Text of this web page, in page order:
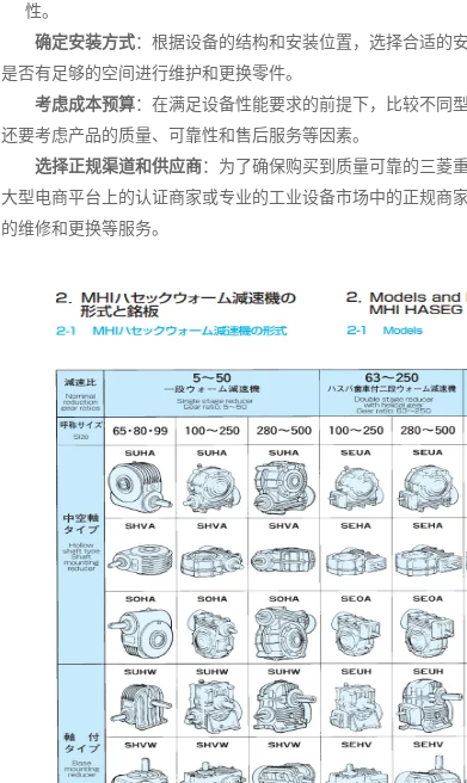
性。
确定安装方式：根据设备的结构和安装位置，选择合适的
是否有足够的空间进行维护和更换零件。
考虑成本预算：在满足设备性能要求的前提下，比较不同
还要考虑产品的质量、可靠性和售后服务等因素。
选择正规渠道和供应商：为了确保购买到质量可靠的三菱
大型电商平台上的认证商家或专业的工业设备市场中的正规
的维修和更换等服务。